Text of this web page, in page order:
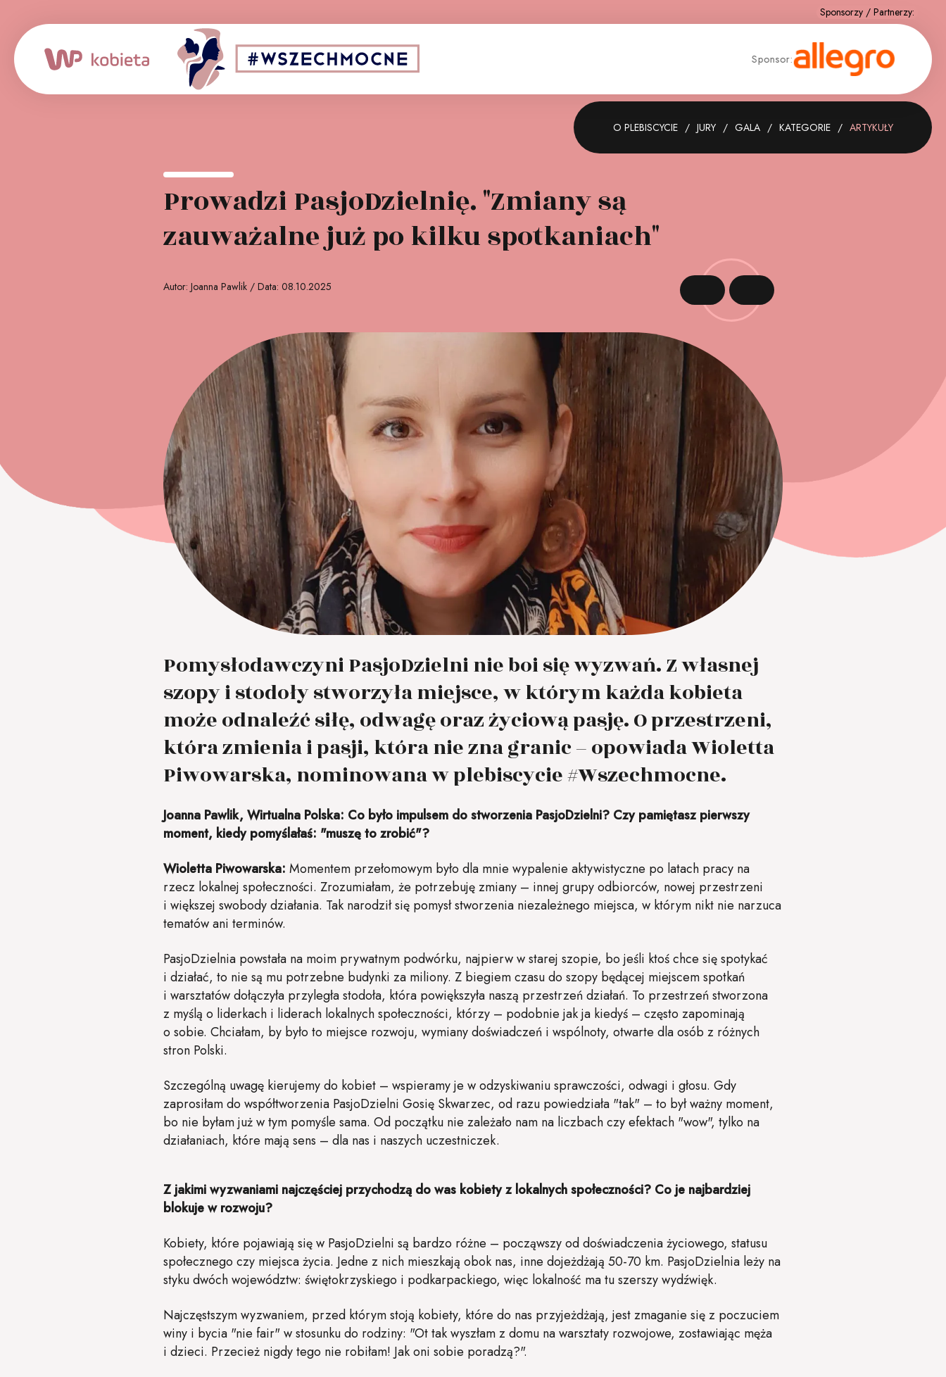
Sponsor strategiczny: Sponsor:
O PLEBISCYCIE JURY GALA KATEGORIE ARTYKUŁY
Prowadzi PasjoDzielnię. "Zmiany są
zauważalne już po kilku spotkaniach"
Autor: Joanna Pawlik / Data: 08.10.2025
Pomysłodawczyni PasjoDzielni nie boi się wyzwań. Z własnej
szopy i stodoły stworzyła miejsce, w którym każda kobieta
może odnaleźć siłę, odwagę oraz życiową pasję. O przestrzeni,
która zmienia i pasji, która nie zna granic – opowiada Wioletta
Piwowarska, nominowana w plebiscycie #Wszechmocne.
Joanna Pawlik, Wirtualna Polska: Co było impulsem do stworzenia PasjoDzielni? Czy pamiętasz pierwszy
moment, kiedy pomyślałaś: "muszę to zrobić"?
Wioletta Piwowarska: Momentem przełomowym było dla mnie wypalenie aktywistyczne po latach pracy na
rzecz lokalnej społeczności. Zrozumiałam, że potrzebuję zmiany – innej grupy odbiorców, nowej przestrzeni
i większej swobody działania. Tak narodził się pomysł stworzenia niezależnego miejsca, w którym nikt nie narzuca
tematów ani terminów.
PasjoDzielnia powstała na moim prywatnym podwórku, najpierw w starej szopie, bo jeśli ktoś chce się spotykać
i działać, to nie są mu potrzebne budynki za miliony. Z biegiem czasu do szopy będącej miejscem spotkań
i warsztatów dołączyła przyległa stodoła, która powiększyła naszą przestrzeń działań. To przestrzeń stworzona
z myślą o liderkach i liderach lokalnych społeczności, którzy – podobnie jak ja kiedyś – często zapominają
o sobie. Chciałam, by było to miejsce rozwoju, wymiany doświadczeń i wspólnoty, otwarte dla osób z różnych
stron Polski.
Szczególną uwagę kierujemy do kobiet – wspieramy je w odzyskiwaniu sprawczości, odwagi i głosu. Gdy
zaprosiłam do współtworzenia PasjoDzielni Gosię Skwarzec, od razu powiedziała "tak" – to był ważny moment,
bo nie byłam już w tym pomyśle sama. Od początku nie zależało nam na liczbach czy efektach "wow", tylko na
działaniach, które mają sens – dla nas i naszych uczestniczek.
Z jakimi wyzwaniami najczęściej przychodzą do was kobiety z lokalnych społeczności? Co je najbardziej
blokuje w rozwoju?
Kobiety, które pojawiają się w PasjoDzielni są bardzo różne – począwszy od doświadczenia życiowego, statusu
społecznego czy miejsca życia. Jedne z nich mieszkają obok nas, inne dojeżdżają 50-70 km. PasjoDzielnia leży na
styku dwóch województw: świętokrzyskiego i podkarpackiego, więc lokalność ma tu szerszy wydźwięk.
Najczęstszym wyzwaniem, przed którym stoją kobiety, które do nas przyjeżdżają, jest zmaganie się z poczuciem
winy i bycia "nie fair" w stosunku do rodziny: "Ot tak wyszłam z domu na warsztaty rozwojowe, zostawiając męża
i dzieci. Przecież nigdy tego nie robiłam! Jak oni sobie poradzą?".